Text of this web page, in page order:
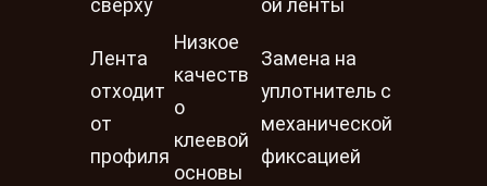
сверху ой ленты
Лента
отходит
от
профиля
Низкое
качеств
о
клеевой
основы
Замена на
уплотнитель с
механической
фиксацией